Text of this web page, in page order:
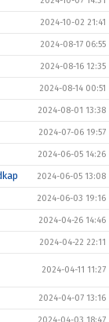
2024-10-02 21:41
2024-08-17 06:55
2024-08-16 12:35
2024-08-14 00:51
2024-08-01 13:38
2024-07-06 19:57
2024-06-05 14:26
2024-06-05 13:08
2024-06-03 19:16
2024-04-26 14:46
2024-04-22 22:11
2024-04-11 11:27
2024-04-07 13:16